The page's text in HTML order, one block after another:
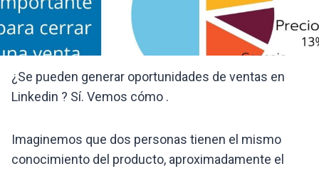
¿Se pueden generar oportunidades de ventas en
Linkedin ? Sí. Vemos cómo .
Imaginemos que dos personas tienen el mismo
conocimiento del producto, aproximadamente el